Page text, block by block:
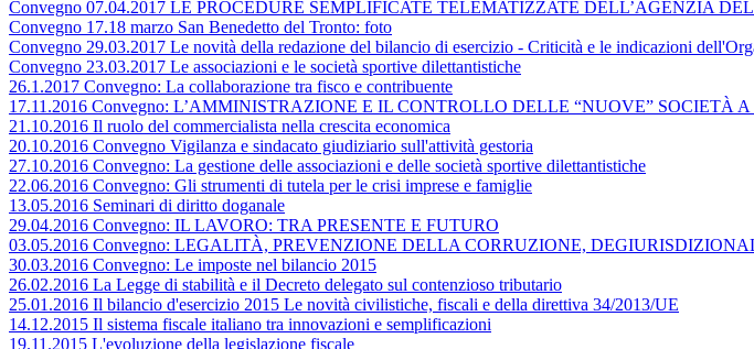
Convegno 07.04.2017 LE PROCEDURE SEMPLIFICATE TELEMATIZZATE DELL’AGENZIA
Convegno 17.18 marzo San Benedetto del Tronto: foto
Convegno 29.03.2017 Le novità della redazione del bilancio di esercizio - Criticità e le indicazioni
Convegno 23.03.2017 Le associazioni e le società sportive dilettantistiche
26.1.2017 Convegno: La collaborazione tra fisco e contribuente
17.11.2016 Convegno: L’AMMINISTRAZIONE E IL CONTROLLO DELLE “NUOVE” SOCIETÀ
21.10.2016 Il ruolo del commercialista nella crescita economica
20.10.2016 Convegno Vigilanza e sindacato giudiziario sull'attività gestoria
27.10.2016 Convegno: La gestione delle associazioni e delle società sportive dilettantistiche
22.06.2016 Convegno: Gli strumenti di tutela per le crisi imprese e famiglie
13.05.2016 Seminari di diritto doganale
29.04.2016 Convegno: IL LAVORO: TRA PRESENTE E FUTURO
03.05.2016 Convegno: LEGALITÀ, PREVENZIONE DELLA CORRUZIONE,
30.03.2016 Convegno: Le imposte nel bilancio 2015
26.02.2016 La Legge di stabilità e il Decreto delegato sul contenzioso tributario
25.01.2016 Il bilancio d'esercizio 2015 Le novità civilistiche, fiscali e della direttiva 34/2013/UE
14.12.2015 Il sistema fiscale italiano tra innovazioni e semplificazioni
19.11.2015 L'evoluzione della legislazione fiscale